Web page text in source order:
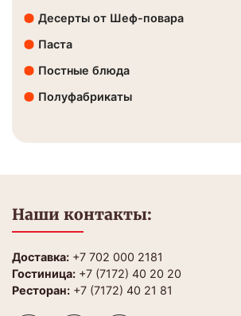
Десерты от Шеф-повара
Паста
Постные блюда
Полуфабрикаты
Наши контакты:
Доставка: +7 702 000 2181
Гостиница: +7 (7172) 40 20 20
Ресторан: +7 (7172) 40 21 81